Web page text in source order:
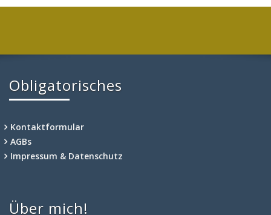
Obligatorisches
Kontaktformular
AGBs
Impressum & Datenschutz
Über mich!